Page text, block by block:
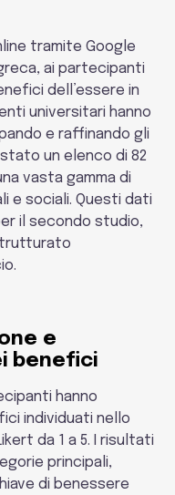
tramite Google
ai partecipanti
dell’essere in
universitari hanno
e raffinando gli
un elenco di 82
vasta gamma di
e sociali. Questi dati
il secondo studio,
e
benefici
hanno
individuati nello
da 1 a 5. I risultati
principali,
di benessere